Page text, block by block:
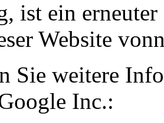
ist ein
Website
Sie weitere
Inc.: